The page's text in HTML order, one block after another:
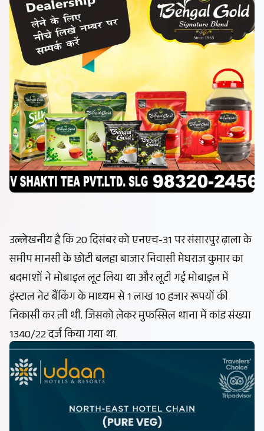
उल्लेखनीय है कि 20 दिसंबर को एनएच-31 पर संसारपुर ढ़ाला के
समीप मानसी के छोटी बलहा बाजार निवासी मेघराज कुमार का
बदमाशों ने मोबाइल लूट लिया था और लूटी गई मोबाइल में
इंस्टाल नेट बैंकिंग के माध्यम से 1 लाख 10 हजार रूपयों की
निकासी कर ली थी. जिसको लेकर मुफस्सिल थाना में कांड संख्या
1340/22 दर्ज किया गया था.